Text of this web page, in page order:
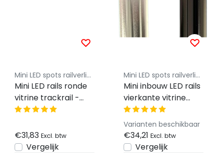
Mini LED spots railverlichting - Luksus
Mini LED rails ronde
vitrine trackrail -
MD3 ALU
€31,83 Excl. btw
Vergelijk
Mini LED spots railverlichting - Luksus
Mini inbouw LED rails
vierkante vitrine
trackrail - MD3 ALU
INBOUW
Varianten beschikbaar
€34,21 Excl. btw
Vergelijk